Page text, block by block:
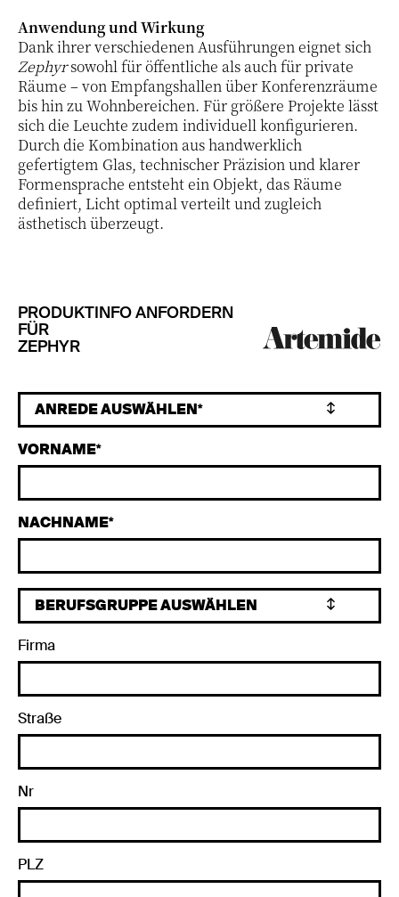
Anwendung und Wirkung
Dank ihrer verschiedenen Ausführungen eignet sich
Zephyrsowohl für öffentliche als auch für private
Räume – von Empfangshallen über Konferenzräume
bis hin zu Wohnbereichen. Für größere Projekte lässt
sich die Leuchte zudem individuell konfigurieren.
Durch die Kombination aus handwerklich
gefertigtem Glas, technischer Präzision und klarer
Formensprache entsteht ein Objekt, das Räume
definiert, Licht optimal verteilt und zugleich
ästhetisch überzeugt.
PRODUKTINFO ANFORDERN
FÜR
ZEPHYR
VORNAME
NACHNAME
Firma
Straße
Nr
PLZ